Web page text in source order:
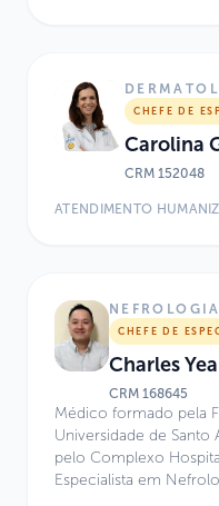
Infantil e no Hospital
colaborar com o
Fleury e com o
Spinafrança. Possui
infantil,
CHEFE DE
Carolina
CRM 152048
ATENDIMENTO
CHEFE DE
Charles
CRM 168645
Médico formado pela
Universidade de Santo
pelo Complexo
Especialista em